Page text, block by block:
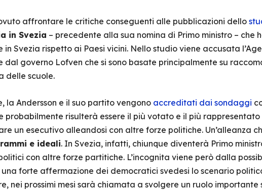
affrontare le critiche conseguenti alle pubblicazioni dello
in Svezia – precedente alla sua nomina di Primo ministro – che
Svezia rispetto ai Paesi vicini. Nello studio viene accusata
dal governo Lofven che si sono basate principalmente su
delle scuole.
la Andersson e il suo partito vengono accreditati dai sondaggi
risulterà essere il più votato e il più rappresentato
un esecutivo alleandosi con altre forze politiche. Un’alleanza
e ideali. In Svezia, infatti, chiunque diventerà Primo
con altre forze partitiche. L’incognita viene però dalla
forte affermazione dei democratici svedesi lo scenario
nei prossimi mesi sarà chiamata a svolgere un ruolo importante